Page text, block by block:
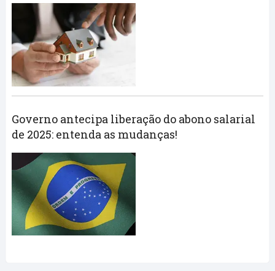
Governo antecipa liberação do abono salarial
de 2025: entenda as mudanças!